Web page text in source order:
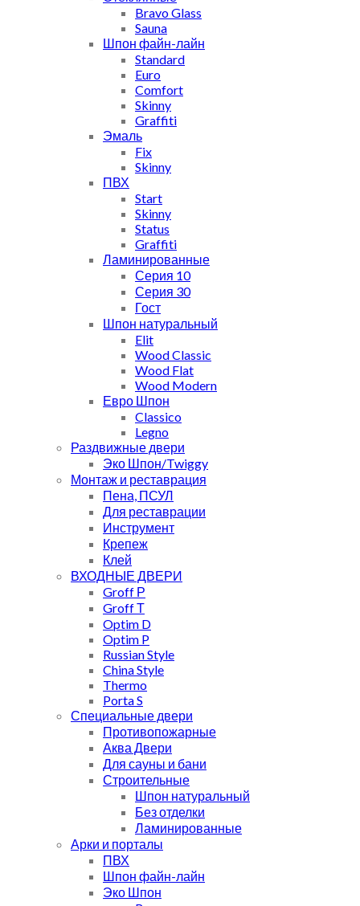
Bravo Glass
Sauna
Шпон файн-лайн
Standard
Euro
Comfort
Skinny
Graffiti
Эмаль
Fix
Skinny
ПВХ
Start
Skinny
Status
Graffiti
Ламинированные
Серия 10
Серия 30
Гост
Шпон натуральный
Elit
Wood Classic
Wood Flat
Wood Modern
Евро Шпон
Classico
Legno
Раздвижные двери
Эко Шпон/Twiggy
Монтаж и реставрация
Пена, ПСУЛ
Для реставрации
Инструмент
Крепеж
Клей
ВХОДНЫЕ ДВЕРИ
Groff Р
Groff Т
Optim D
Optim P
Russian Style
China Style
Thermo
Porta S
Специальные двери
Противопожарные
Аква Двери
Для сауны и бани
Строительные
Шпон натуральный
Без отделки
Ламинированные
Арки и порталы
ПВХ
Шпон файн-лайн
Эко Шпон